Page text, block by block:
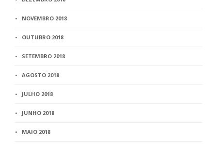
NOVEMBRO 2018
OUTUBRO 2018
SETEMBRO 2018
AGOSTO 2018
JULHO 2018
JUNHO 2018
MAIO 2018